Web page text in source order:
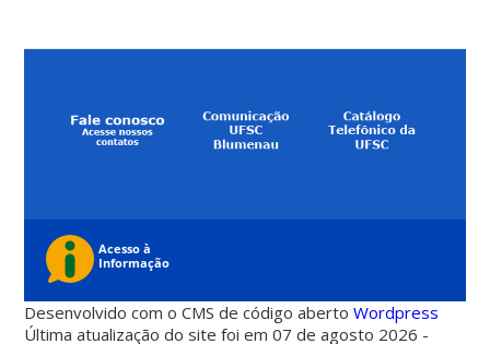
Desenvolvido com o CMS de código abertoWordpress
Última atualização do site foi em 07 de agosto 2026 -